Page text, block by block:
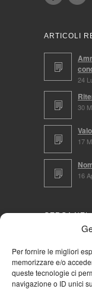
Per fornire le migliori
memorizzare e/o
queste tecnologie ci
navigazione o ID unici
ARTICOLI
24
30
17
16
CERCA NEL
NAVIGA PER
Mappa